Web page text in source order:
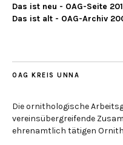
Das ist neu - OAG-Seite
Das ist alt - OAG-Archiv
OAG KREIS UNNA
Die ornithologische
vereinsübergreifende
ehrenamtlich tätigen